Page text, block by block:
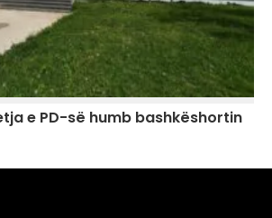
e PD-së humb bashkëshortin